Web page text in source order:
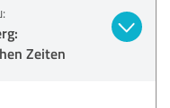
Zeiten